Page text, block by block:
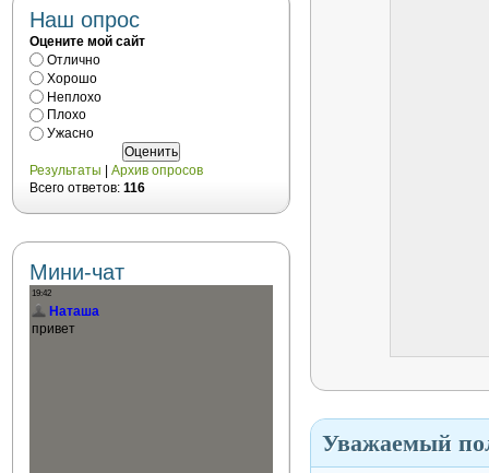
Уважаемый
Наш опрос
Оцените мой сайт
Отлично
Хорошо
Неплохо
Плохо
Ужасно
Результаты
Архив опросов
Всего ответов: 116
Мини-чат